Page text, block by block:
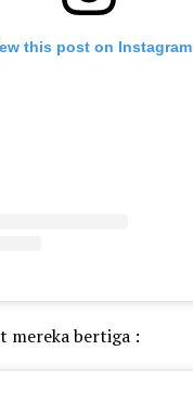
this post on Instagram
mereka bertiga :